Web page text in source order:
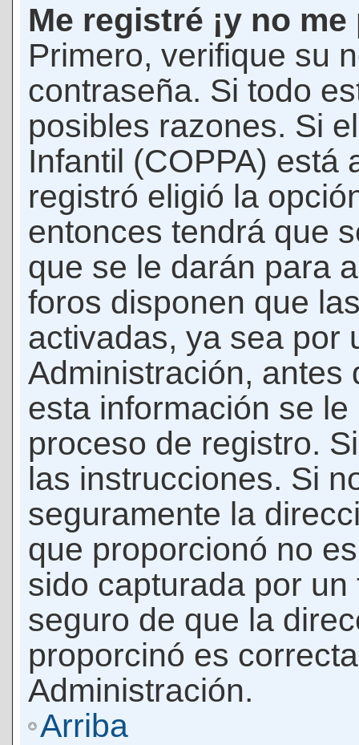
Me registré ¡y no
Primero, verifique su
contraseña. Si todo
posibles razones. Si
Infantil (COPPA) está
registró eligió la
entonces tendrá que
que se le darán para
foros disponen que
activadas, ya sea por
Administración, antes
esta información se
proceso de registro.
las instrucciones. Si
seguramente la
que proporcionó no
sido capturada por
seguro de que la
proporcinó es
Administración.
Arriba